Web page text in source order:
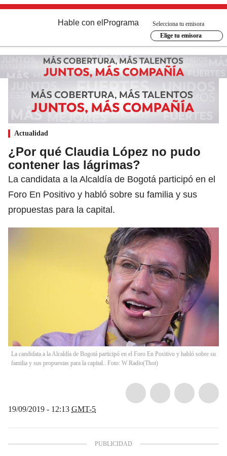
Hable con el Programa
Selecciona tu emisora
Elige tu emisora
Actualidad
¿Por qué Claudia López no pudo
contener las lágrimas?
La candidata a la Alcaldía de Bogotá participó en el
Foro En Positivo y habló sobre su familia y sus
propuestas para la capital.
La candidata a la Alcaldía de Bogotá participó en el Foro En Positivo y habló sobre su
familia y sus propuestas para la capital.. Foto: W Radio(Thot)
19/09/2019 - 12:13 GMT-5